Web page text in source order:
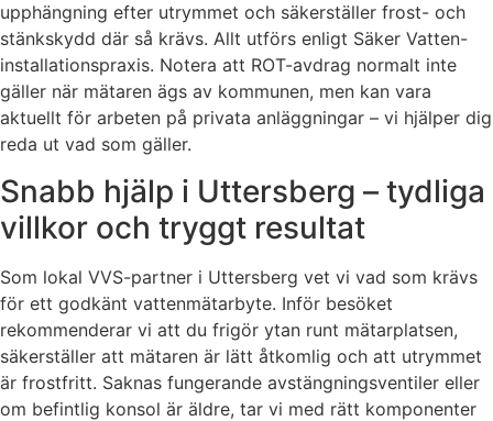
upphängning efter utrymmet och säkerställer frost- och
stänkskydd där så krävs. Allt utförs enligt Säker Vatten-
installationspraxis. Notera att ROT-avdrag normalt inte
gäller när mätaren ägs av kommunen, men kan vara
aktuellt för arbeten på privata anläggningar – vi hjälper dig
reda ut vad som gäller.
Snabb hjälp i Uttersberg – tydliga
villkor och tryggt resultat
Som lokal VVS-partner i Uttersberg vet vi vad som krävs
för ett godkänt vattenmätarbyte. Inför besöket
rekommenderar vi att du frigör ytan runt mätarplatsen,
säkerställer att mätaren är lätt åtkomlig och att utrymmet
är frostfritt. Saknas fungerande avstängningsventiler eller
om befintlig konsol är äldre, tar vi med rätt komponenter